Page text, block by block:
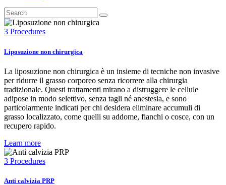
3 Procedures
Liposuzione non chirurgica
La liposuzione non chirurgica è un insieme di tecniche non invasive
per ridurre il grasso corporeo senza ricorrere alla chirurgia
tradizionale. Questi trattamenti mirano a distruggere le cellule
adipose in modo selettivo, senza tagli né anestesia, e sono
particolarmente indicati per chi desidera eliminare accumuli di
grasso localizzato, come quelli su addome, fianchi o cosce, con un
recupero rapido.
Learn more
3 Procedures
Anti calvizia PRP